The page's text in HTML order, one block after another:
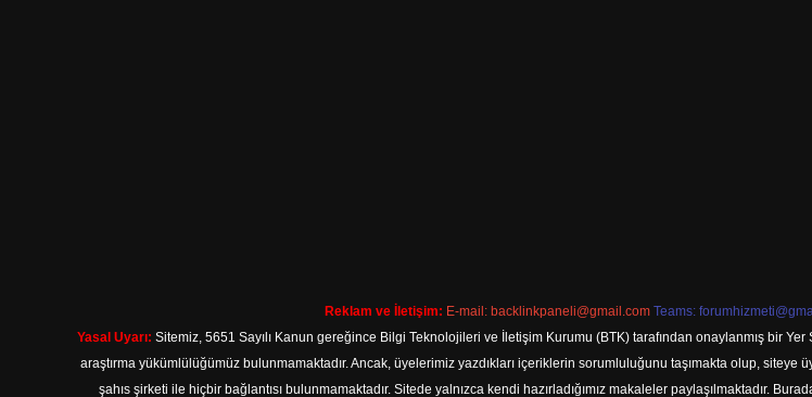
Reklam ve İletişim: E-mail: backlinkpaneli@gmail.com Teams:
Yasal Uyarı: Sitemiz, 5651 Sayılı Kanun gereğince Bilgi Teknolojileri ve İletişim Kurumu (BTK) tarafından onaylanmış bir
araştırma yükümlülüğümüz bulunmamaktadır. Ancak, üyelerimiz yazdıkları içeriklerin sorumluluğunu taşımakta olup,
şahıs şirketi ile hiçbir bağlantısı bulunmamaktadır. Sitede yalnızca kendi hazırladığımız makaleler paylaşılmaktadır.